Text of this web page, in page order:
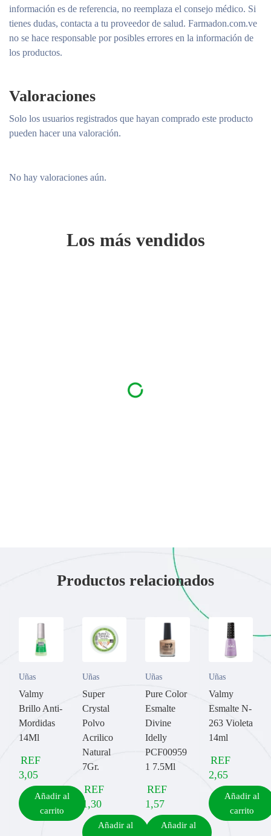
información es de referencia, no reemplaza el consejo médico. Si
tienes dudas, contacta a tu proveedor de salud. Farmadon.com.ve
no se hace responsable por posibles errores en la información de
los productos.
Valoraciones
No hay valoraciones aún.
Solo los usuarios registrados que hayan comprado este producto
pueden hacer una valoración.
Los más vendidos
Productos relacionados
Uñas
Valmy
Brillo Anti-
Mordidas
14Ml
REF
3,05
Añadir al
carrito
Uñas
Super
Crystal
Polvo
Acrilico
Natural
7Gr.
REF
1,30
Añadir al
Uñas
Pure Color
Esmalte
Divine
Idelly
PCF00959
1 7.5Ml
REF
1,57
Añadir al
Uñas
Valmy
Esmalte N-
263 Violeta
14ml
REF
2,65
Añadir al
carrito